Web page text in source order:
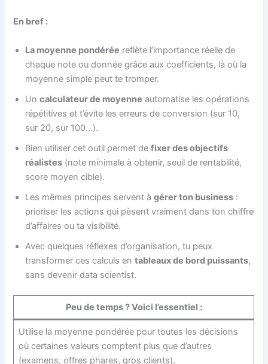
En bref :
La moyenne pondérée reflète l’importance réelle de
chaque note ou donnée grâce aux coefficients, là où la
moyenne simple peut te tromper.
Uncalculateur de moyenne automatise les opérations
répétitives et t’évite les erreurs de conversion (sur 10,
sur 20, sur 100…).
Bien utiliser cet outil permet defixer des objectifs
réalistes (note minimale à obtenir, seuil de rentabilité,
score moyen cible).
Les mêmes principes servent àgérer ton business :
prioriser les actions qui pèsent vraiment dans ton chiffre
d’affaires ou ta visibilité.
Avec quelques réflexes d’organisation, tu peux
transformer ces calculs entableaux de bord puissants,
sans devenir data scientist.
Peu de temps ? Voici l’essentiel :
Utilise la moyenne pondérée pour toutes les décisions
où certaines valeurs comptent plus que d’autres
(examens, offres phares, gros clients).